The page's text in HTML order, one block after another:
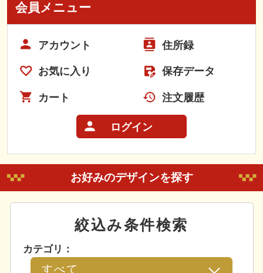
会員メニュー
アカウント 住所録
お気に入り 保存データ
カート 注文履歴
ログイン
お好みのデザインを探す
絞込み条件検索
カテゴリ：